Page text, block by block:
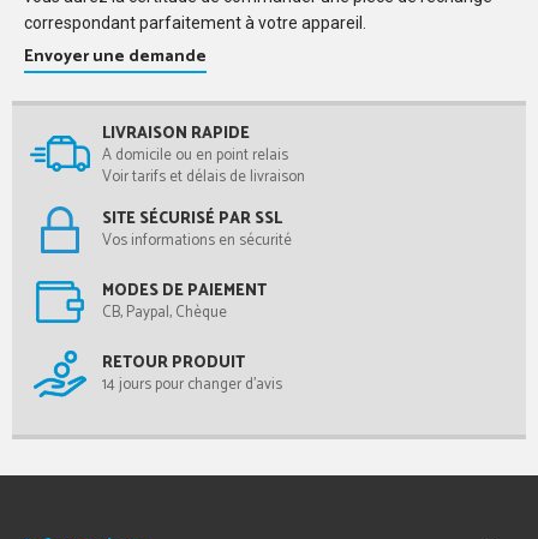
correspondant parfaitement à votre appareil.
Envoyer une demande
LIVRAISON RAPIDE
A domicile ou en point relais
Voir tarifs et délais de livraison
SITE SÉCURISÉ PAR SSL
Vos informations en sécurité
MODES DE PAIEMENT
CB, Paypal, Chèque
RETOUR PRODUIT
14 jours pour changer d'avis